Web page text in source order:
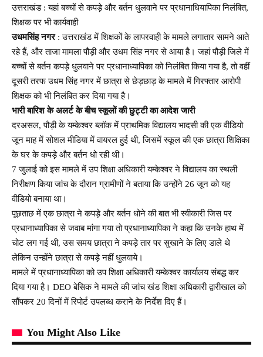
उत्तराखंड : यहां बच्चों से कपड़े और बर्तन धुलवाने पर प्रधानाधियापिका निलंबित,
शिक्षक पर भी कार्यवाही
उधमसिंह नगर: उत्तराखंड में शिक्षकों के लापरवाही के मामले लगातार सामने आते
रहे हैं, और ताजा मामला पौड़ी और उधम सिंह नगर से आया है। जहां पौड़ी जिले में
बच्चों से बर्तन कपड़े धुलवाने पर प्रधानाध्यापिका को निलंबित किया गया है, तो वहीं
दूसरी तरफ उधम सिंह नगर में छात्रा से छेड़छाड़ के मामले में गिरफ्तार आरोपी
शिक्षक को भी निलंबित कर दिया गया है।
भारी बारिश के अलर्ट के बीच स्कूलों की छुट्टी का आदेश जारी
दरअसल, पौड़ी के यम्केश्वर ब्लॉक में प्राथमिक विद्यालय भादसी की एक वीडियो
जून माह में सोशल मीडिया में वायरल हुई थी, जिसमें स्कूल की एक छात्रा शिक्षिका
के घर के कपड़े और बर्तन धो रही थी।
7 जुलाई को इस मामले में उप शिक्षा अधिकारी यम्केश्वर ने विद्यालय का स्थली
निरीक्षण किया जांच के दौरान ग्रामीणों ने बताया कि उन्होंने 26 जून को यह
वीडियो बनाया था।
पूछताछ में एक छात्रा ने कपड़े और बर्तन धोने की बात भी स्वीकारी जिस पर
प्रधानाध्यापिका से जवाब मांगा गया तो प्रधानाध्यापिका ने कहा कि उनके हाथ में
चोट लग गई थी, उस समय छात्रा ने कपड़े तार पर सुखाने के लिए डाले थे
लेकिन उन्होंने छात्रा से कपड़े नहीं धुलवाये।
मामले में प्रधानाध्यापिका को उप शिक्षा अधिकारी यम्केश्वर कार्यालय संबद्ध कर
दिया गया है। DEO बेसिक ने मामले की जांच खंड शिक्षा अधिकारी द्वारीखाल को
सौंपकर 20 दिनों में रिपोर्ट उपलब्ध कराने के निर्देश दिए हैं।
You Might Also Like